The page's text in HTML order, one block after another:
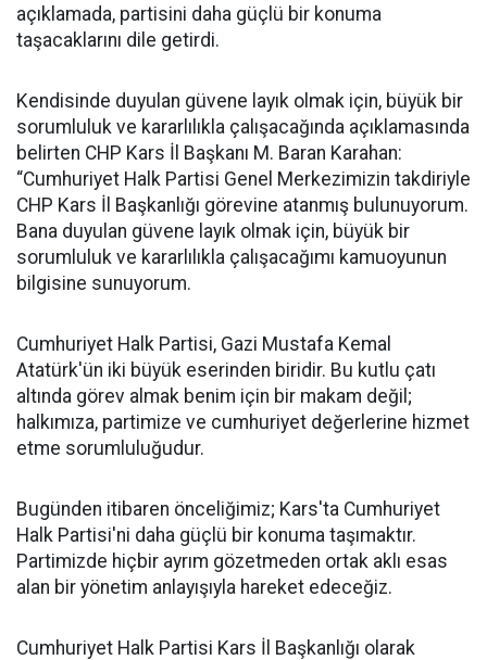
açıklamada, partisini daha güçlü bir konuma
taşacaklarını dile getirdi.
Kendisinde duyulan güvene layık olmak için, büyük bir
sorumluluk ve kararlılıkla çalışacağında açıklamasında
belirten CHP Kars İl Başkanı M. Baran Karahan:
“Cumhuriyet Halk Partisi Genel Merkezimizin takdiriyle
CHP Kars İl Başkanlığı görevine atanmış bulunuyorum.
Bana duyulan güvene layık olmak için, büyük bir
sorumluluk ve kararlılıkla çalışacağımı kamuoyunun
bilgisine sunuyorum.
Cumhuriyet Halk Partisi, Gazi Mustafa Kemal
Atatürk'ün iki büyük eserinden biridir. Bu kutlu çatı
altında görev almak benim için bir makam değil;
halkımıza, partimize ve cumhuriyet değerlerine hizmet
etme sorumluluğudur.
Bugünden itibaren önceliğimiz; Kars'ta Cumhuriyet
Halk Partisi'ni daha güçlü bir konuma taşımaktır.
Partimizde hiçbir ayrım gözetmeden ortak aklı esas
alan bir yönetim anlayışıyla hareket edeceğiz.
Cumhuriyet Halk Partisi Kars İl Başkanlığı olarak